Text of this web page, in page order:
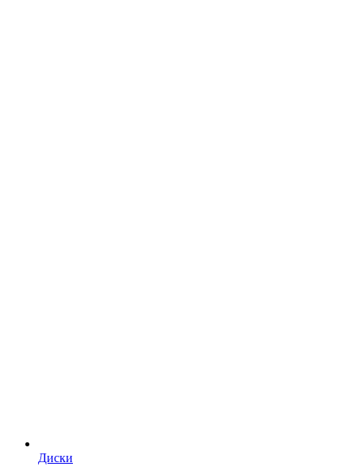
Диски